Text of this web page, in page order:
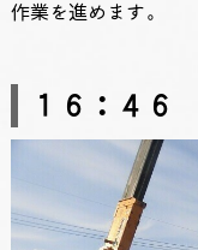
作業を進めます。
１６：４６